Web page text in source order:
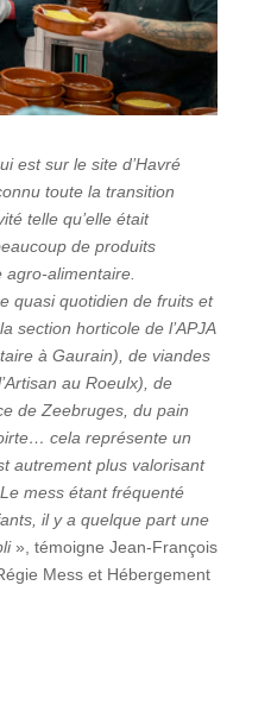
est sur le site d’Havré
toute la transition
telle qu’elle était
de produits
agro-alimentaire.
quasi quotidien de fruits et
section horticole de l’APJA
à Gaurain), de viandes
au Roeulx), de
de Zeebruges, du pain
cela représente un
autrement plus valorisant
mess étant fréquenté
il y a quelque part une
», témoigne Jean-François
Mess et Hébergement